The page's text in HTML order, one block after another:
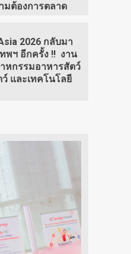
มต้องการตลาด
2026 กลับมา
ทพฯ อีกครั้ง !! งาน
หกรรมอาหารสัตว์
และเทคโนโลยี